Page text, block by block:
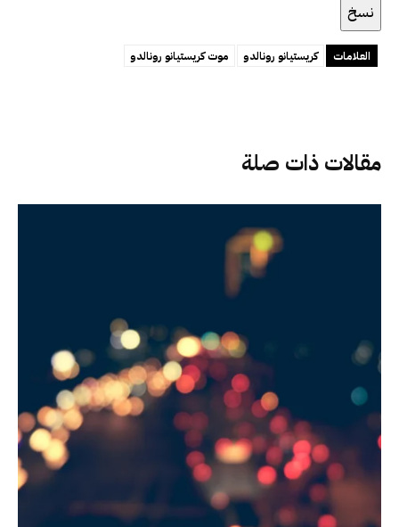
مقالات ذات صلة
نسخ
العلامات كريستيانو رونالدو موت كريستيانو رونالدو